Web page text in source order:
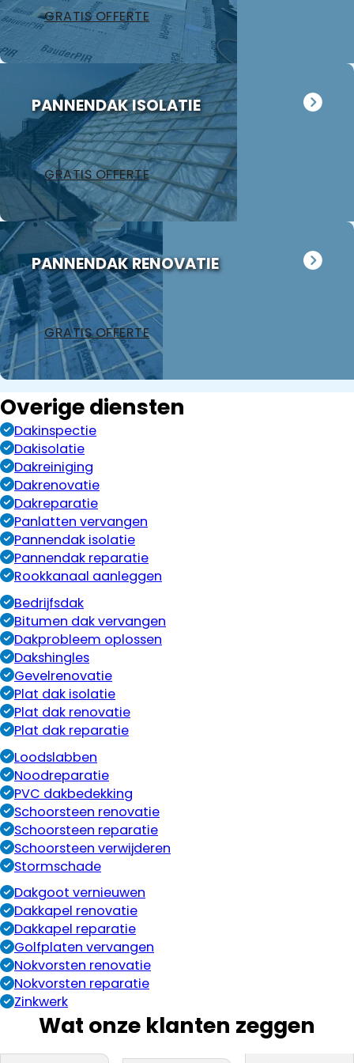
GRATIS OFFERTE
PANNENDAK ISOLATIE
GRATIS OFFERTE
PANNENDAK RENOVATIE
GRATIS OFFERTE
Overige diensten
Dakinspectie
Dakisolatie
Dakreiniging
Dakrenovatie
Dakreparatie
Panlatten vervangen
Pannendak isolatie
Pannendak reparatie
Rookkanaal aanleggen
Bedrijfsdak
Bitumen dak vervangen
Dakprobleem oplossen
Dakshingles
Gevelrenovatie
Plat dak isolatie
Plat dak renovatie
Plat dak reparatie
Loodslabben
Noodreparatie
PVC dakbedekking
Schoorsteen renovatie
Schoorsteen reparatie
Schoorsteen verwijderen
Stormschade
Dakgoot vernieuwen
Dakkapel renovatie
Dakkapel reparatie
Golfplaten vervangen
Nokvorsten renovatie
Nokvorsten reparatie
Zinkwerk
Wat onze klanten zeggen
Snel gewerkt.
materiaal.
Dakdekker